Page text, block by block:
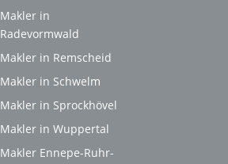
Makler in
Radevormwald
Makler in Remscheid
Makler in Schwelm
Makler in Sprockhövel
Makler in Wuppertal
Makler Ennepe-Ruhr-